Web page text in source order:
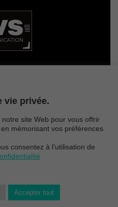
PLAN DU SITE
NOUS REJOINDRE
vie privée.
site Web pour vous offrir
mémorisant vos préférences
consentez à l'utilisation de
Accepter tout